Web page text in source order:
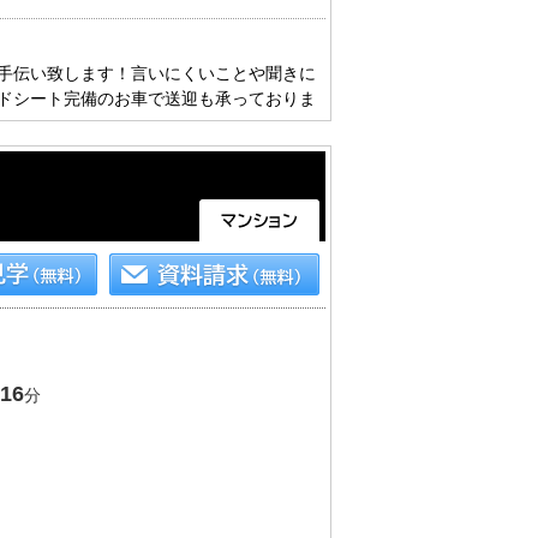
伝い致します！言いにくいことや聞きに
シート完備のお車で送迎も承っておりま
16分